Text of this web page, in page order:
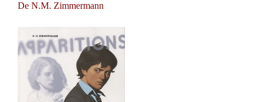
De N.M. Zimmermann